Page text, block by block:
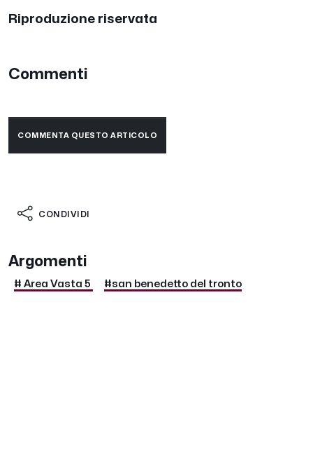
Riproduzione riservata
Commenti
COMMENTA QUESTO ARTICOLO
CONDIVIDI
Argomenti
# Area Vasta 5 #san benedetto del tronto